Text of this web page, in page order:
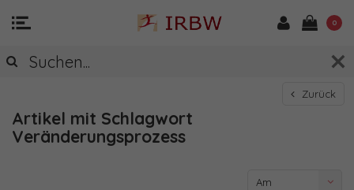
0
Zurück
Artikel mit Schlagwort
Veränderungsprozess
Am